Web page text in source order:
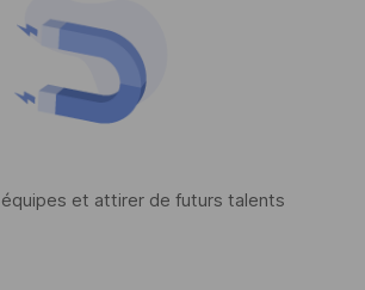
et attirer de futurs talents